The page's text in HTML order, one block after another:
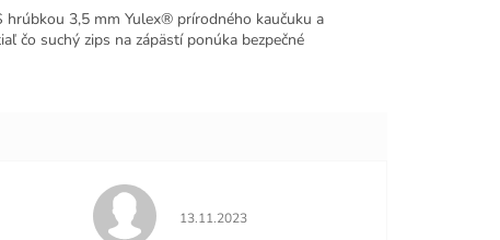
hrúbkou 3,5 mm Yulex® prírodného kaučuku a
čo suchý zips na zápästí ponúka bezpečné
je 5 z 5 hviezdičiek. Hodnotenie obchodu je 5 z 5 hviezdičiek.
13.11.2023